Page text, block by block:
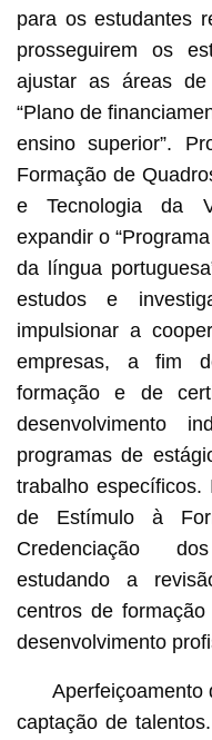
para os estudantes
prosseguirem os
ajustar as áreas de
“Plano de
ensino superior”.
Formação de
e Tecnologia da
expandir o
da língua
estudos e
impulsionar a
empresas, a fim
formação e de
desenvolvimento
programas de
trabalho específicos.
de Estímulo à
Credenciação
estudando a
centros de
desenvolvimento
Aperfeiçoamento
captação de